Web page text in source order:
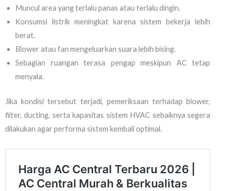
Muncul area yang terlalu panas atau terlalu dingin.
Konsumsi listrik meningkat karena sistem bekerja lebih
berat.
Blower atau fan mengeluarkan suara lebih bising.
Sebagian ruangan terasa pengap meskipun AC tetap
menyala.
Jika kondisi tersebut terjadi, pemeriksaan terhadap blower,
filter, ducting, serta kapasitas sistem HVAC sebaiknya segera
dilakukan agar performa sistem kembali optimal.